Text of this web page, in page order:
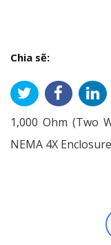
Chia sẽ:
1,000 Ohm (Two
NEMA 4X Enclosure